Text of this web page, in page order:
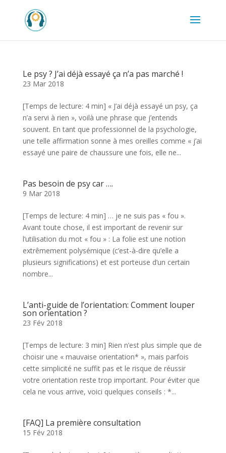
Le psy ? J’ai déjà essayé ça n’a pas marché !
23 Mar 2018
[Temps de lecture: 4 min] « J’ai déjà essayé un psy, ça
n’a servi à rien », voilà une phrase que j’entends
souvent. En tant que professionnel de la psychologie,
une telle affirmation sonne à mes oreilles comme « j’ai
essayé une paire de chaussure une fois, elle ne...
Pas besoin de psy car ….
9 Mar 2018
[Temps de lecture: 4 min] … je ne suis pas « fou ».
Avant toute chose, il est important de revenir sur
l’utilisation du mot « fou » : La folie est une notion
extrêmement polysémique (c’est-à-dire qu’elle a
plusieurs significations) et est porteuse d’un certain
nombre...
L’anti-guide de l’orientation: Comment louper
son orientation ?
23 Fév 2018
[Temps de lecture: 3 min] Rien n’est plus simple que de
choisir une « mauvaise orientation* », mais parfois
cette simplicité ne suffit pas et le risque de réussir
votre orientation reste trop important. Pour éviter que
cela ne vous arrive, voici quelques conseils : *...
[FAQ] La première consultation
15 Fév 2018